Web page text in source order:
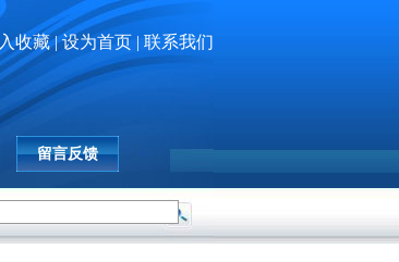
收藏 |设为首页 | 联系我们
留言反馈